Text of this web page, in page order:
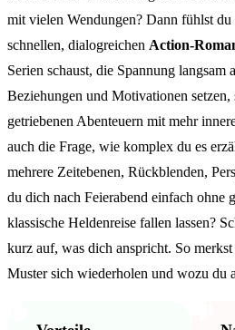
mit vielen Wendungen? Dann fühlst
schnellen, dialogreichen Action-
Serien schaust, die Spannung langsam
Beziehungen und Motivationen
getriebenen Abenteuern mit mehr
auch die Frage, wie komplex du es
mehrere Zeitebenen, Rückblenden,
du dich nach Feierabend einfach ohne
klassische Heldenreise fallen lassen?
kurz auf, was dich anspricht. So
Muster sich wiederholen und wozu du